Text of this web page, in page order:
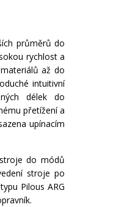
průměrů do
rychlost a
až do
intuitivní
délek do
přetížení a
upínacím
do módů
stroje po
Pilous ARG